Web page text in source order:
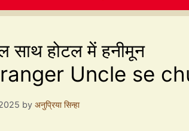
साथ होटल में हनीमून
Uncle se
by अनुप्रिया सिन्हा